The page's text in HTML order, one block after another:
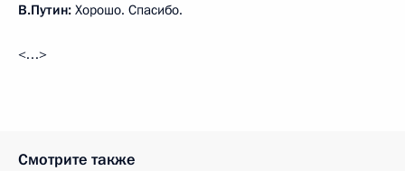
В.Путин: Хорошо. Спасибо.
<…>
Смотрите также